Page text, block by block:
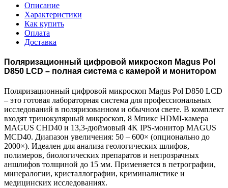
Описание
Характеристики
Как купить
Оплата
Доставка
Поляризационный цифровой микроскоп Magus Pol
D850 LCD – полная система с камерой и монитором
Поляризационный цифровой микроскоп Magus Pol D850 LCD
– это готовая лабораторная система для профессиональных
исследований в поляризованном и обычном свете. В комплект
входят тринокулярный микроскоп, 8 Мпикс HDMI-камера
MAGUS CHD40 и 13,3-дюймовый 4K IPS-монитор MAGUS
MCD40. Диапазон увеличения: 50 – 600× (опционально до
2000×). Идеален для анализа геологических шлифов,
полимеров, биологических препаратов и непрозрачных
аншлифов толщиной до 15 мм. Применяется в петрографии,
минералогии, кристаллографии, криминалистике и
медицинских исследованиях.